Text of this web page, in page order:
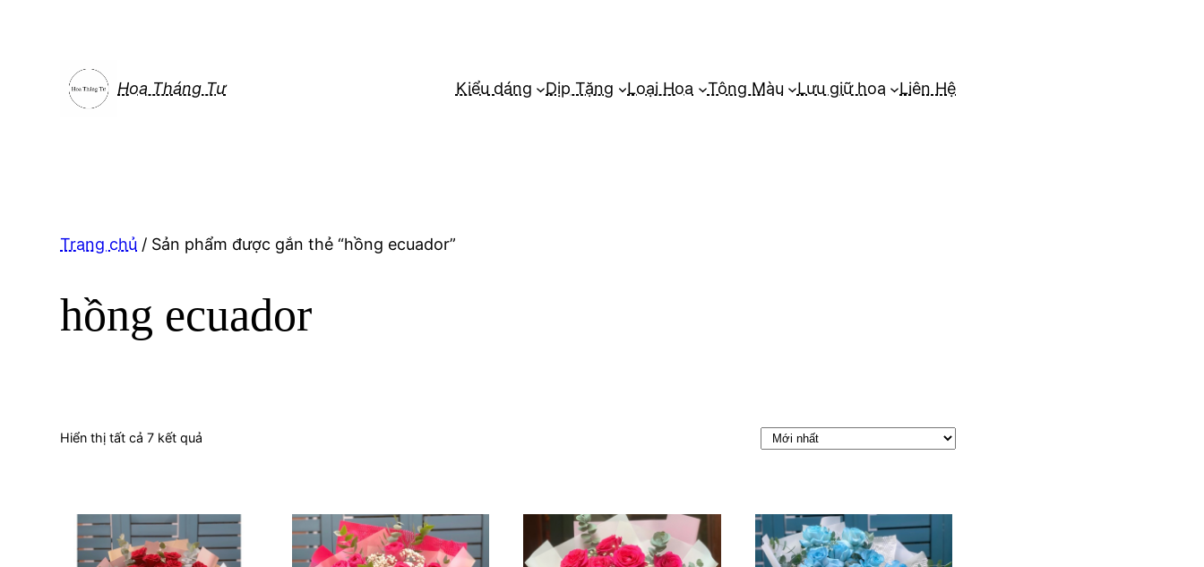
Hoa Tháng Tư Kiểu dáng Dịp Tặng Loại Hoa Tông Màu Lưu giữ hoa Liên Hệ
Trang chủ / Sản phẩm được gắn thẻ “hồng ecuador”
hồng ecuador
Hiển thị tất cả 7 kết quả